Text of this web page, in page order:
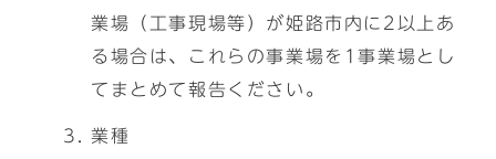
業場（工事現場等）が姫路市内に2以上あ
る場合は、これらの事業場を1事業場とし
てまとめて報告ください。
業種